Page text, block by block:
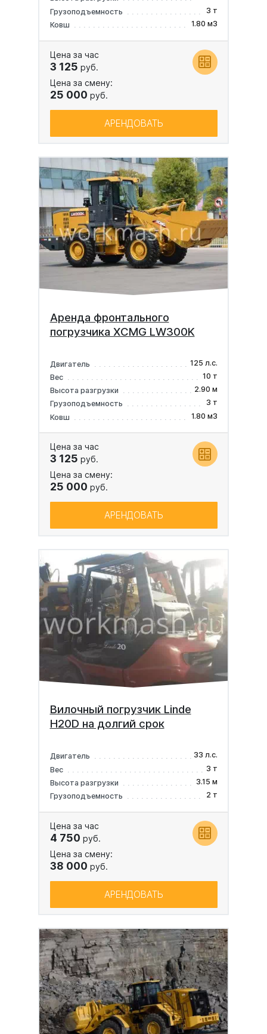
Грузоподъемность
3 т
Ковш
1.80 м3
Цена за час
3 125 руб.
Цена за смену:
25 000 руб.
АРЕНДОВАТЬ
Аренда фронтального
погрузчика XCMG LW300K
Двигатель
125 л.с.
Вес
10 т
Высота разгрузки
2.90 м
Грузоподъемность
3 т
Ковш
1.80 м3
Цена за час
3 125 руб.
Цена за смену:
25 000 руб.
АРЕНДОВАТЬ
Вилочный погрузчик Linde
H20D на долгий срок
Двигатель
33 л.с.
Вес
3 т
Высота разгрузки
3.15 м
Грузоподъемность
2 т
Цена за час
4 750 руб.
Цена за смену:
38 000 руб.
АРЕНДОВАТЬ